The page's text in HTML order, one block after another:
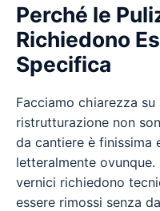
Perché le
Richiedono
Specifica
Facciamo chiarezza
ristrutturazione non
da cantiere è finissima
letteralmente
vernici richiedono
essere rimossi senza